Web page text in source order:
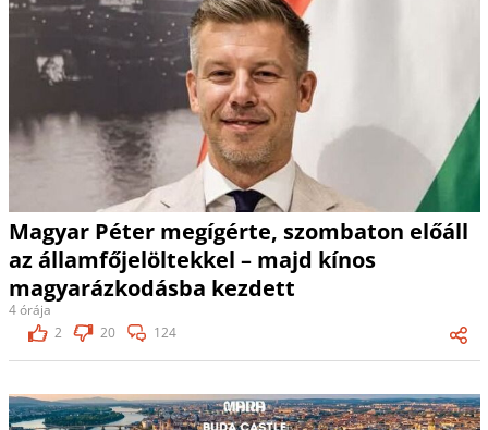
Magyar Péter megígérte, szombaton előáll
az államfőjelöltekkel – majd kínos
magyarázkodásba kezdett
4 órája
2
20 124